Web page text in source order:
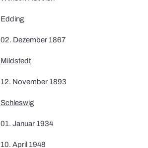
Edding
02. Dezember 1867
Mildstedt
12. November 1893
Schleswig
01. Januar 1934
10. April 1948